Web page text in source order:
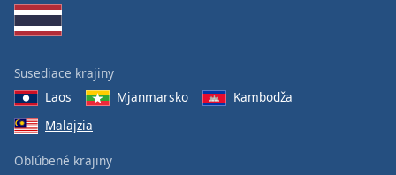
Susediace krajiny
Laos
Mjanmarsko
Kambodža
Malajzia
Obľúbené krajiny